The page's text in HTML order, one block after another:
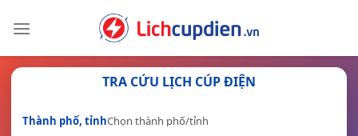
TRA CỨU LỊCH CÚP ĐIỆN
Thành phố, tỉnh